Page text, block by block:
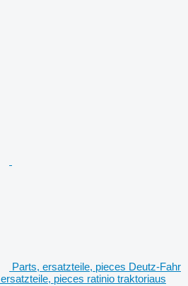
Parts, ersatzteile, pieces Deutz-Fahr
pieces ratinio traktoriaus